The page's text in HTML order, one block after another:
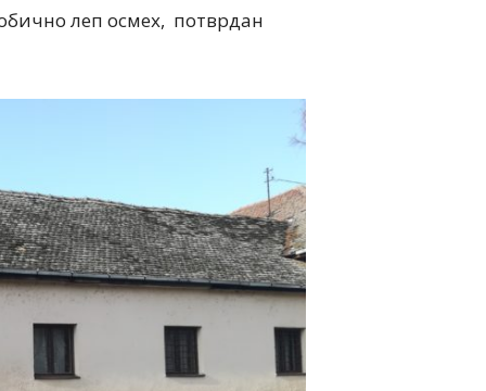
леп осмех, потврдан
руке“ Панчево
Предшколске установе
детињство“ Пландиште
СРЕЋНО ДЕТИЊСТВО
ДЕТЕТА
5 августа, 2026